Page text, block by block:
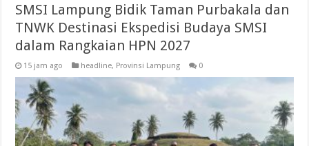
SMSI Lampung Bidik Taman Purbakala dan
TNWK Destinasi Ekspedisi Budaya SMSI
dalam Rangkaian HPN 2027
15 jam ago headline, Provinsi Lampung 0